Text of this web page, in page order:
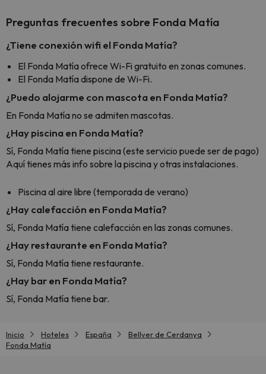
Preguntas frecuentes sobre Fonda Matía
¿Tiene conexión wifi el Fonda Matía?
El Fonda Matía ofrece Wi-Fi gratuito en zonas comunes.
El Fonda Matía dispone de Wi-Fi.
¿Puedo alojarme con mascota en Fonda Matía?
En Fonda Matía no se admiten mascotas.
¿Hay piscina en Fonda Matía?
Sí, Fonda Matía tiene piscina (este servicio puede ser de pago)
Aquí tienes más info sobre la piscina y otras instalaciones.
Piscina al aire libre (temporada de verano)
¿Hay calefacción en Fonda Matía?
Sí, Fonda Matía tiene calefacción en las zonas comunes.
¿Hay restaurante en Fonda Matía?
Sí, Fonda Matía tiene restaurante.
¿Hay bar en Fonda Matía?
Sí, Fonda Matía tiene bar.
Inicio Hoteles España
Bellver de Cerdanya
Fonda Matía